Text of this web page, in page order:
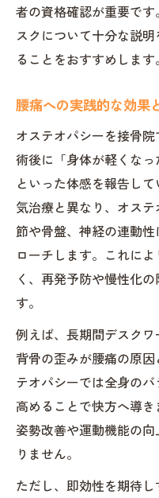
者の資格確認が重要で
スクについて十分な説
ることをおすすめします。
腰痛への実践的な効果
オステオパシーを接骨
術後に「身体が軽くなっ
といった体感を報告し
気治療と異なり、オス
節や骨盤、神経の連動
ローチします。これに
く、再発予防や慢性化
す。
例えば、長期間デスク
背骨の歪みが腰痛の原
テオパシーでは全身の
高めることで快方へ導き
姿勢改善や運動機能の
りません。
ただし、即効性を期待